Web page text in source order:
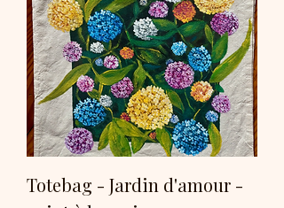
Totebag - Jardin d'amour -